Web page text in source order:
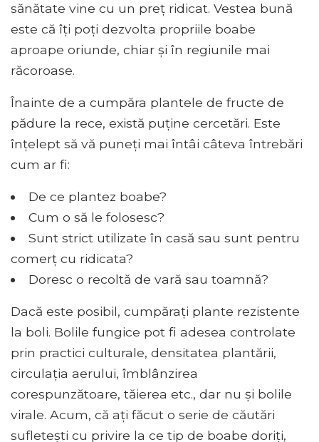
sănătate vine cu un preț ridicat. Vestea bună
este că îți poți dezvolta propriile boabe
aproape oriunde, chiar și în regiunile mai
răcoroase.
Înainte de a cumpăra plantele de fructe de
pădure la rece, există puține cercetări. Este
înțelept să vă puneți mai întâi câteva întrebări
cum ar fi:
De ce plantez boabe?
Cum o să le folosesc?
Sunt strict utilizate în casă sau sunt pentru
comerț cu ridicata?
Doresc o recoltă de vară sau toamnă?
Dacă este posibil, cumpărați plante rezistente
la boli. Bolile fungice pot fi adesea controlate
prin practici culturale, densitatea plantării,
circulația aerului, îmblânzirea
corespunzătoare, tăierea etc., dar nu și bolile
virale. Acum, că ați făcut o serie de căutări
sufletești cu privire la ce tip de boabe doriți,